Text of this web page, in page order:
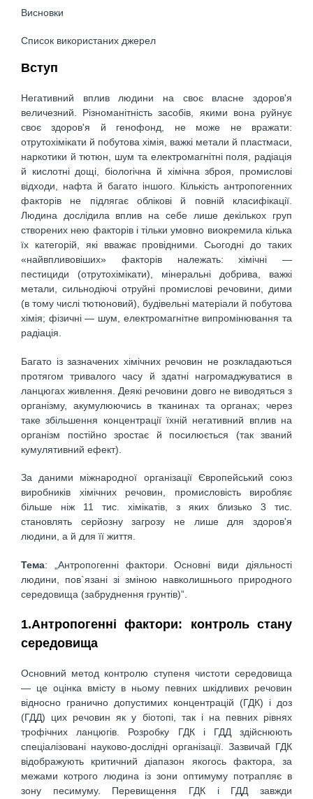
Висновки
Список використаних джерел
Вступ
Негативний вплив людини на своє власне здоров'я
величезний. Різноманітність засобів, якими вона руйнує
своє здоров'я й генофонд, не може не вражати:
отрутохімікати й побутова хімія, важкі метали й пластмаси,
наркотики й тютюн, шум та електромагнітні поля, радіація
й кислотні дощі, біологічна й хімічна зброя, промислові
відходи, нафта й багато іншого. Кількість антропогенних
факторів не підлягає облікові й повній класифікації.
Людина дослідила вплив на себе лише декількох груп
створених нею факторів і тільки умовно виокремила кілька
їх категорій, які вважає провідними. Сьогодні до таких
«найвпливовіших» факторів належать: хімічні —
пестициди (отрутохімікати), мінеральні добрива, важкі
метали, сильнодіючі отруйні промислові речовини, дими
(в тому числі тютюновий), будівельні матеріали й побутова
хімія; фізичні — шум, електромагнітне випромінювання та
радіація.
Багато із зазначених хімічних речовин не розкладаються
протягом тривалого часу й здатні нагромаджуватися в
ланцюгах живлення. Деякі речовини довго не виводяться з
організму, акумулюючись в тканинах та органах; через
таке збільшення концентрації їхній негативний вплив на
організм постійно зростає й посилюється (так званий
кумулятивний ефект).
За даними міжнародної організації Європейський союз
виробників хімічних речовин, промисловість виробляє
більше ніж 11 тис. хімікатів, з яких близько 3 тис.
становлять серйозну загрозу не лише для здоров'я
людини, а й для її життя.
Тема: „Антропогенні фактори. Основні види діяльності
людини, пов`язані зі зміною навколишнього природного
середовища (забруднення грунтів)”.
1.Антропогенні фактори: контроль стану
середовища
Основний метод контролю ступеня чистоти середовища
— це оцінка вмісту в ньому певних шкідливих речовин
відносно гранично допустимих концентрацій (ГДК) і доз
(ГДД) цих речовин як у біотопі, так і на певних рівнях
трофічних ланцюгів. Розробку ГДК і ГДД здійснюють
спеціалізовані науково-дослідні організації. Зазвичай ГДК
відображують критичний діапазон якогось фактора, за
межами котрого людина із зони оптимуму потрапляє в
зону песимуму. Перевищення ГДК і ГДД завжди